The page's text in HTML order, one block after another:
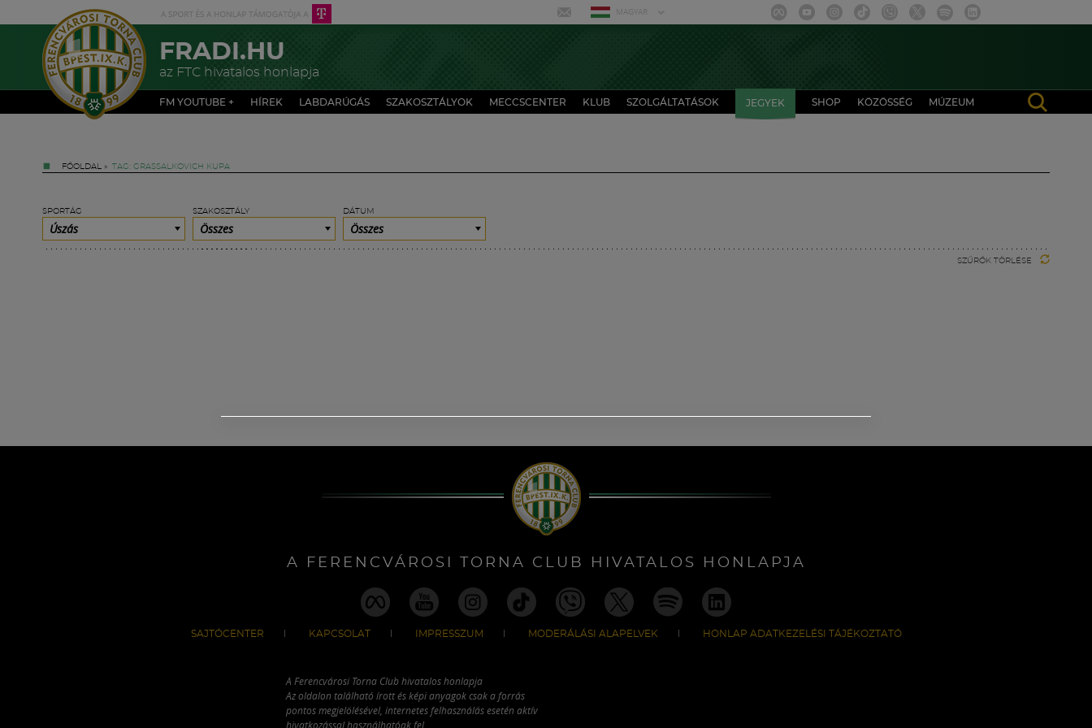
MAGYAR
FRADI.HU
az FTC hivatalos honlapja
FM YOUTUBE + HÍREK LABDARÚGÁS SZAKOSZTÁLYOK MECCSCENTER KLUB SZOLGÁLTATÁSOK JEGYEK SHOP KÖZÖSSÉG MÚZEUM
FŐOLDAL » TAG: GRASSALKOVICH KUPA
SPORTÁG
Úszás
SZAKOSZTÁLY
Összes
DÁTUM
Összes
SZŰRŐK TÖRLÉSE
A FERENCVÁROSI TORNA CLUB HIVATALOS HONLAPJA
SAJTÓCENTER KAPCSOLAT IMPRESSZUM MODERÁLÁSI ALAPELVEK HONLAP ADATKEZELÉSI TÁJÉKOZTATÓ
A Ferencvárosi Torna Club hivatalos honlapja
Az oldalon található írott és képi anyagok csak a forrás
pontos megjelölésével, internetes felhasználás esetén aktív
hivatkozással használhatóak fel.